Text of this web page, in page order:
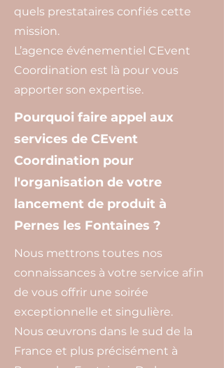
quels prestataires confiés cette
mission.
L’agence événementiel CEvent
Coordination est là pour vous
apporter son expertise.
Pourquoi faire appel aux
services de CEvent
Coordination pour
l'organisation de votre
lancement de produit à
Pernes les Fontaines ?
Nous mettrons toutes nos
connaissances à votre service afin
de vous offrir une soirée
exceptionnelle et singulière.
Nous œuvrons dans le sud de la
France et plus précisément à